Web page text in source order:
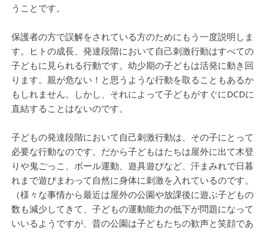
うことです。
保護者の方で誤解をされている方のためにもう一度説明しま
す。ヒトの成長、発達段階において自己刺激行動はすべての
子どもに見られる行動です。幼少期の子どもは活発に動き回
ります。親が危ない！と思うような行動を取ることもあるか
もしれません。しかし、それによって子どもがすぐにDCDに
直結することはないのです。
子どもの発達段階において自己刺激行動は、その子にとって
必要な行動なのです。だから子どもはたちは屋外に出て木登
りや鬼ごっこ、ボール運動、遊具遊びなど、汗まみれで日暮
れまで遊びまわって自然に身体に刺激を入れているのです。
（様々な事情から最近は屋外の公園や放課後に遊ぶ子どもの
数も減少してきて、子どもの運動能力の低下が問題になって
いいるようですが、昔の公園は子どもたちの歓声と笑顔であ